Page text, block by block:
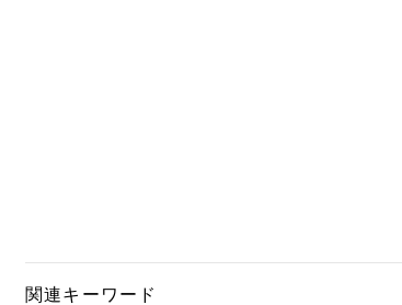
関連キーワード